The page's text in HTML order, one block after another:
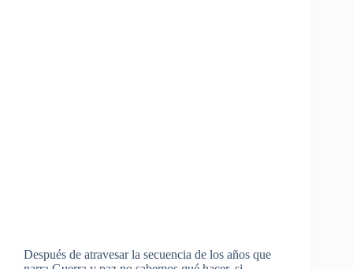
Después de atravesar la secuencia de los años que